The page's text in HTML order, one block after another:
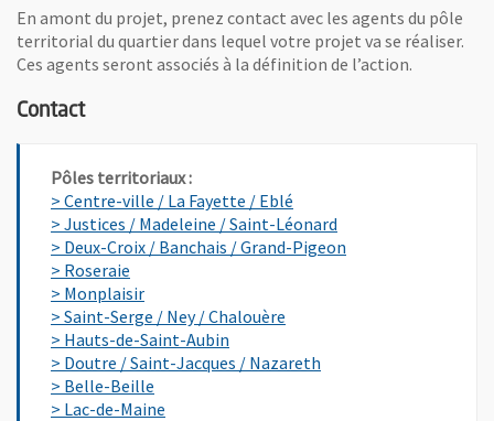
En amont du projet, prenez contact avec les agents du pôle
territorial du quartier dans lequel votre projet va se réaliser.
Ces agents seront associés à la définition de l’action.
Contact
Pôles territoriaux :
> Centre-ville / La Fayette / Eblé
> Justices / Madeleine / Saint-Léonard
> Deux-Croix / Banchais / Grand-Pigeon
> Roseraie
> Monplaisir
> Saint-Serge / Ney / Chalouère
> Hauts-de-Saint-Aubin
> Doutre / Saint-Jacques / Nazareth
> Belle-Beille
> Lac-de-Maine